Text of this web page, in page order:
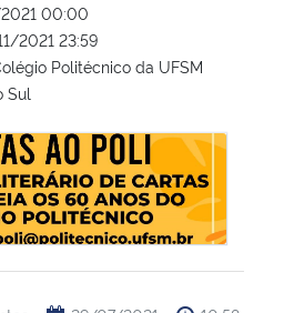
00:00
2021 23:59
Politécnico da UFSM
Sul
AO POLI”